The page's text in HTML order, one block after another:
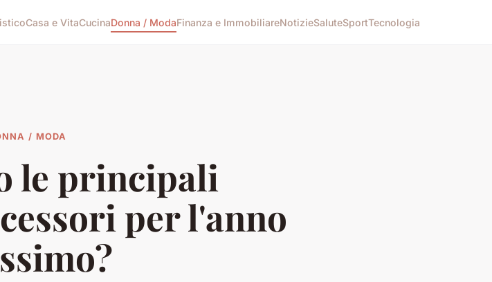
Casa e VitaCucinaDonna / ModaFinanza e ImmobiliareNotizieSaluteSportTecnologia
/ MODA
le principali
per l'anno